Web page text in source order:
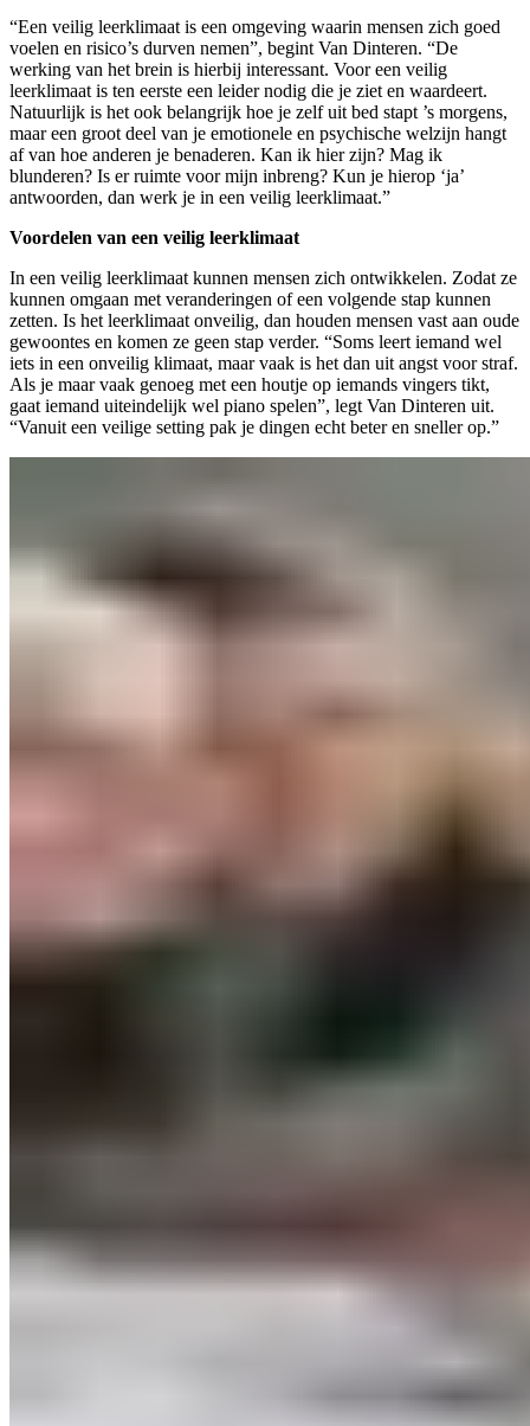
“Een veilig leerklimaat is een omgeving waarin mensen zich goed
voelen en risico’s durven nemen”, begint Van Dinteren. “De
werking van het brein is hierbij interessant. Voor een veilig
leerklimaat is ten eerste een leider nodig die je ziet en waardeert.
Natuurlijk is het ook belangrijk hoe je zelf uit bed stapt ’s morgens,
maar een groot deel van je emotionele en psychische welzijn hangt
af van hoe anderen je benaderen. Kan ik hier zijn? Mag ik
blunderen? Is er ruimte voor mijn inbreng? Kun je hierop ‘ja’
antwoorden, dan werk je in een veilig leerklimaat.”
Voordelen van een veilig leerklimaat
In een veilig leerklimaat kunnen mensen zich ontwikkelen. Zodat ze
kunnen omgaan met veranderingen of een volgende stap kunnen
zetten. Is het leerklimaat onveilig, dan houden mensen vast aan oude
gewoontes en komen ze geen stap verder. “Soms leert iemand wel
iets in een onveilig klimaat, maar vaak is het dan uit angst voor straf.
Als je maar vaak genoeg met een houtje op iemands vingers tikt,
gaat iemand uiteindelijk wel piano spelen”, legt Van Dinteren uit.
“Vanuit een veilige setting pak je dingen echt beter en sneller op.”